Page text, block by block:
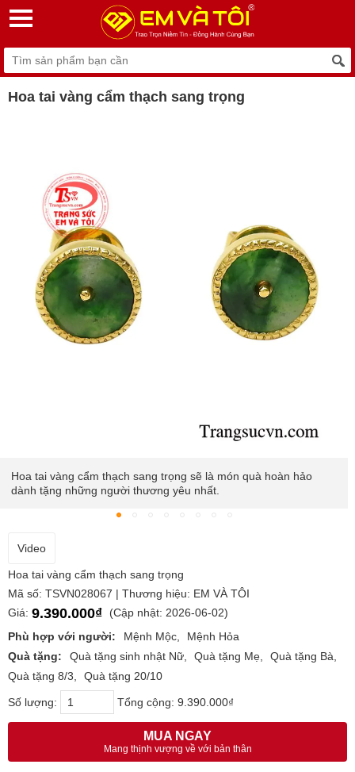
Hoa tai vàng cẩm thạch sang trọng
Hoa tai gắn ngọc cẩm thạch giúp người đeo không chỉ quý phái
hơn mà còn đem lại nhiều may mắn về tài lộc.
Video
Hoa tai vàng cẩm thạch sang trọng
Mã số: TSVN028067 | Thương hiệu: EM VÀ TÔI
Giá: 9.390.000₫
(Cập nhật: 2026-06-02)
Phù hợp với người:
Mệnh Mộc
Mệnh Hỏa
Quà tặng:
Quà tặng sinh nhật Nữ Quà tặng Mẹ
Quà tặng Bà
Quà tặng 8/3
Quà tặng 20/10
Số lượng: Tổng cộng: 9.390.000₫
MUA NGAY
Mang thịnh vượng về với bản thân